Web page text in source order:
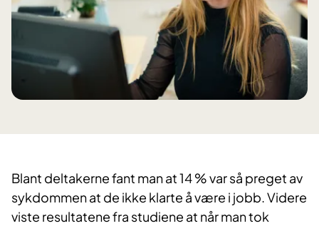
​Blant deltakerne fant man at 14 % var så preget av
sykdommen at de ikke klarte å være i jobb. Videre
viste resultatene fra studiene at når man tok